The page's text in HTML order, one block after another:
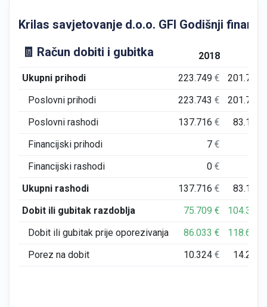
Krilas savjetovanje d.o.o. GFI Godišnji
🧾 Račun dobiti i gubitka
2018
Ukupni prihodi
223.749€ 201.790
Poslovni prihodi
223.743€ 201.789
Poslovni rashodi
137.716€ 83.169
Financijski prihodi
7€
Financijski rashodi
0€
Ukupni rashodi
137.716€ 83.169
Dobit ili gubitak razdoblja
75.709€ 104.373
Dobit ili gubitak prije oporezivanja
86.033€ 118.621
Porez na dobit
10.324€ 14.248